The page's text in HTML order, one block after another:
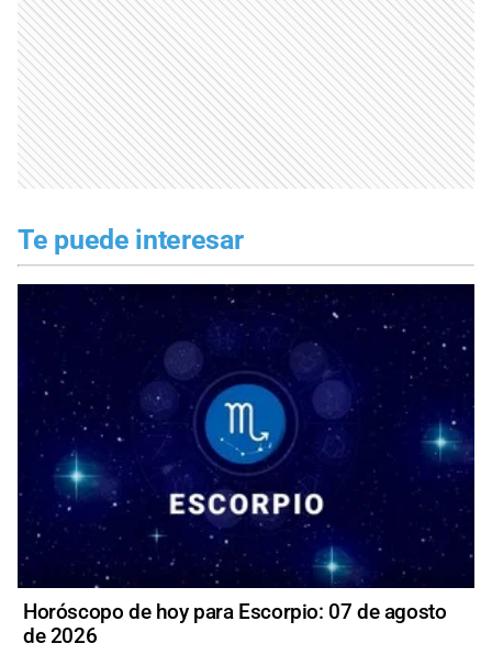
Te puede interesar
Horóscopo de hoy para Escorpio: 07 de agosto
de 2026